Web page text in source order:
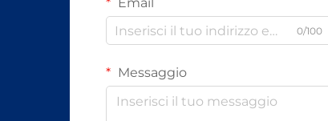
0/100
Messaggio